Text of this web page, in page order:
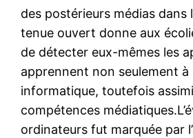
des postérieurs médias dans
tenue ouvert donne aux
de détecter eux-mêmes les
apprennent non seulement
informatique, toutefois
compétences
ordinateurs fut marquée par